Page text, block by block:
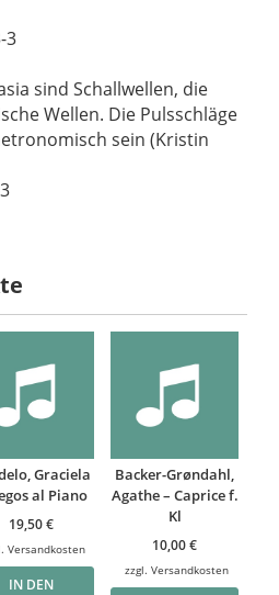
3
sind Schallwellen, die
Wellen. Die Pulsschläge
sein (Kristin
Graciela
al Piano
19,50€
Versandkosten
IN DEN
Backer-Grøndahl,
Agathe – Caprice f.
Kl
10,00€
zzgl.Versandkosten